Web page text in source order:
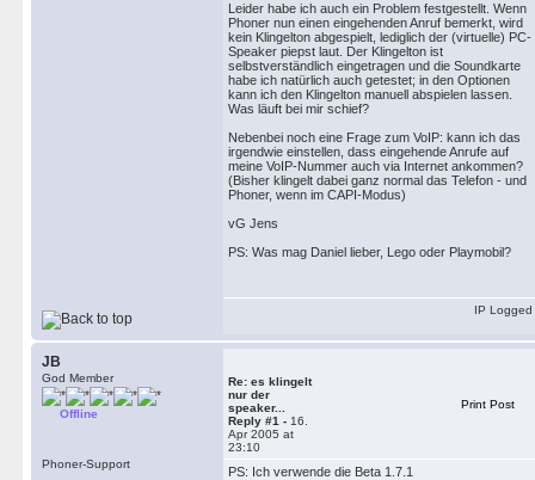
Leider habe ich auch ein Problem festgestellt. Wenn
Phoner nun einen eingehenden Anruf bemerkt, wird
kein Klingelton abgespielt, lediglich der (virtuelle) PC-
Speaker piepst laut. Der Klingelton ist
selbstverständlich eingetragen und die Soundkarte
habe ich natürlich auch getestet; in den Optionen
kann ich den Klingelton manuell abspielen lassen.
Was läuft bei mir schief?
Nebenbei noch eine Frage zum VoIP: kann ich das
irgendwie einstellen, dass eingehende Anrufe auf
meine VoIP-Nummer auch via Internet ankommen?
(Bisher klingelt dabei ganz normal das Telefon - und
Phoner, wenn im CAPI-Modus)
vG Jens
PS: Was mag Daniel lieber, Lego oder Playmobil?
IP Logged
JB
God Member
Offline
Phoner-Support
Re: es klingelt
nur der
speaker...
Reply #1 - 16.
Apr 2005 at
23:10
Print Post
PS: Ich verwende die Beta 1.7.1